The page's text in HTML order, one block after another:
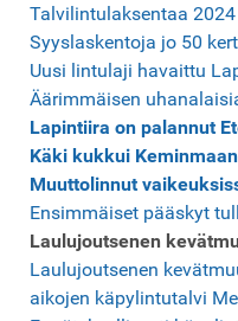
Talvilintulaksentaa
Syyslaskentoja jo 50
Uusi lintulaji havaittu
Äärimmäisen
Lapintiira on palannut
Käki kukkui
Muuttolinnut
Ensimmäiset pääskyt
Laulujoutsenen
Laulujoutsenen
aikojen käpylintutalvi